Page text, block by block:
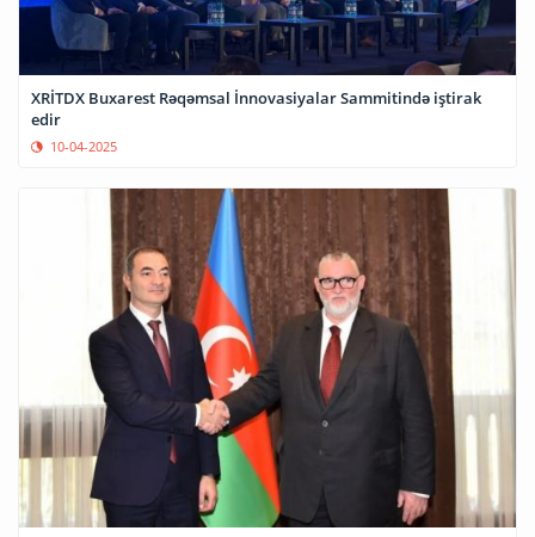
XRİTDX Buxarest Rəqəmsal İnnovasiyalar Sammitində iştirak
edir
10-04-2025